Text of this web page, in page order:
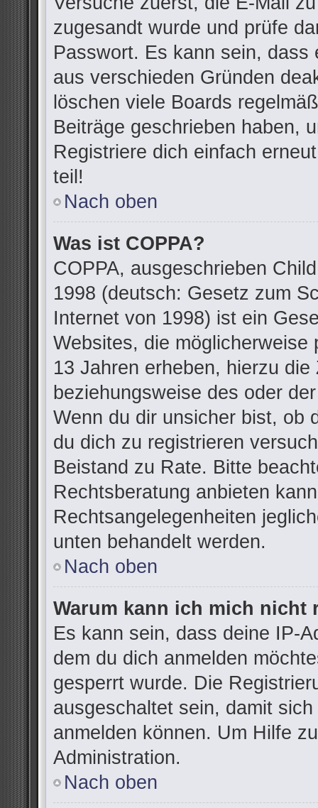
zugesandt wurde und prüfe
Passwort. Es kann sein, dass
aus verschieden Gründen
löschen viele Boards
Beiträge geschrieben haben,
Registriere dich einfach
teil!
Nach oben
Was ist COPPA?
COPPA, ausgeschrieben
1998 (deutsch: Gesetz zum
Internet von 1998) ist ein
Websites, die
13 Jahren erheben, hierzu
beziehungsweise des oder
Wenn du dir unsicher bist, ob
du dich zu registrieren
Beistand zu Rate. Bitte
Rechtsberatung anbieten
Rechtsangelegenheiten
unten behandelt werden.
Nach oben
Warum kann ich mich nicht
Es kann sein, dass deine IP-
dem du dich anmelden
gesperrt wurde. Die
ausgeschaltet sein, damit
anmelden können. Um Hilfe
Administration.
Nach oben